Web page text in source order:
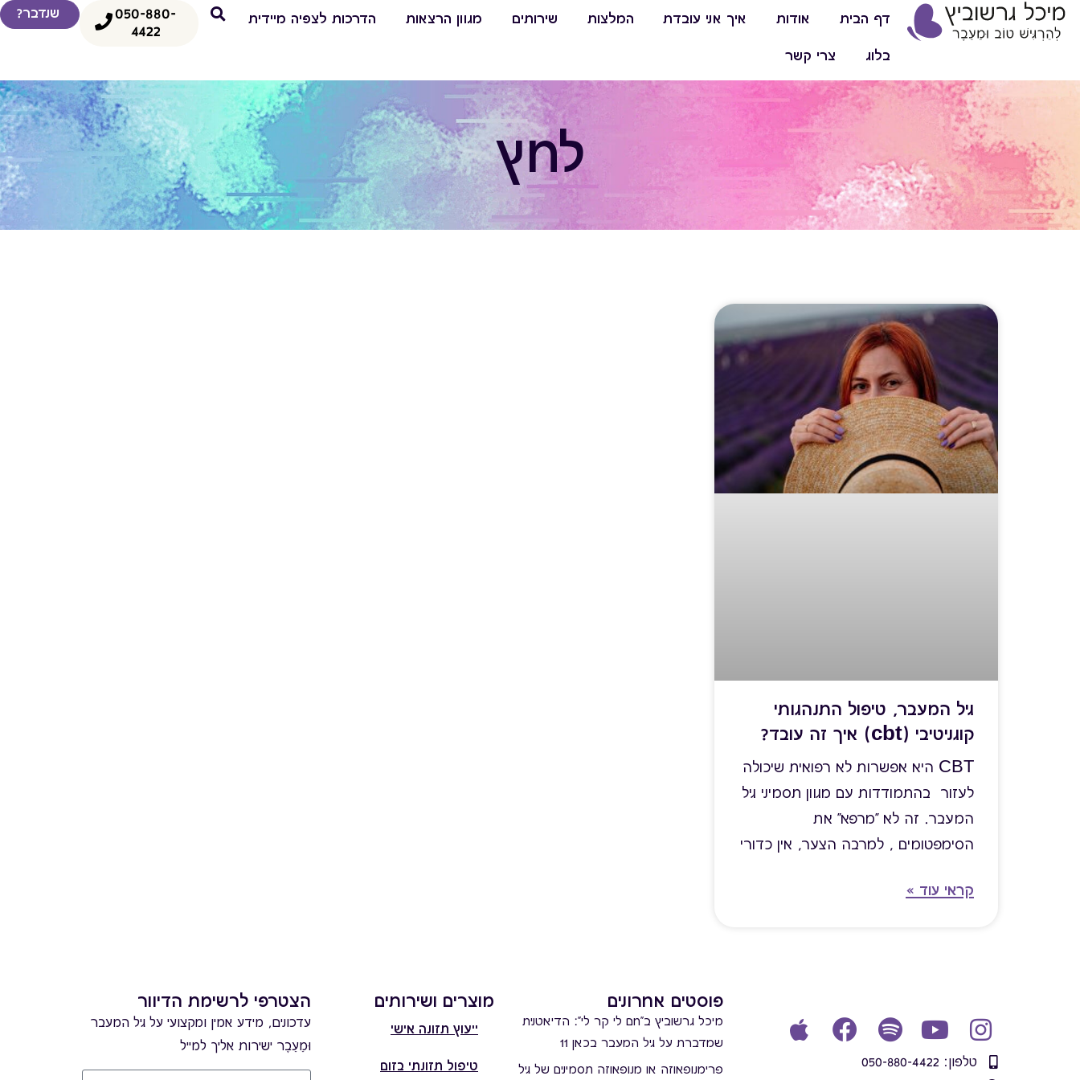
דף הבית אודות איך אני עובדת המלצות שירותים מגוון הרצאות הדרכות לצפיה מיידית
בלוג צרי קשר
050-880-
4422
שנדבר?
לחץ
גיל המעבר, טיפול התנהגותי
קוגניטיבי (cbt) איך זה עובד?
CBT היא אפשרות לא רפואית שיכולה
לעזור בהתמודדות עם מגוון תסמיני גיל
המעבר. זה לא "מרפא" את
הסימפטומים , למרבה הצער, אין כדורי
שבאמת יכולה להקל לאורך זמן.
קראי עוד »
טלפון: 050-880-4422
פוסטים אחרונים
מיכל גרשוביץ ב"חם לי קר לי": הדיאטנית
שמדברת על גיל המעבר בכאן 11
פרימנופאוזה או מנופאוזה תסמינים של גיל
מוצרים ושירותים
ייעוץ תזונה אישי
טיפול תזונתי בזום
הצטרפי לרשימת הדיוור
עדכונים, מידע אמין ומקצועי על גיל המעבר
וּמֵעֵבֶר ישירות אליך למייל